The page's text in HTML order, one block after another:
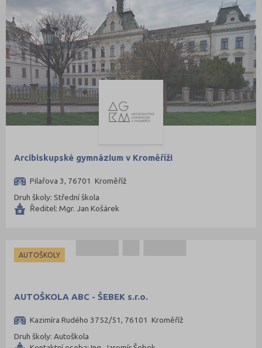
Sokolov (52)
Strakonice (65)
Svitavy (105)
Šumperk (111)
Tábor (88)
Tachov (41)
Teplice (76)
Třebíč (98)
Uherské Hradiště (134)
Ústí nad Labem (74)
Ústí nad Orlicí (135)
Vyškov (72)
Znojmo (98)
Arcibiskupské gymnázium v Kroměříži
Pilařova 3, 76701 Kroměříž
Druh školy: Střední škola
Ředitel: Mgr. Jan Košárek
AUTOŠKOLY
AUTOŠKOLA ABC - ŠEBEK s.r.o.
Kazimíra Rudého 3752/51, 76101 Kroměříž
Druh školy: Autoškola